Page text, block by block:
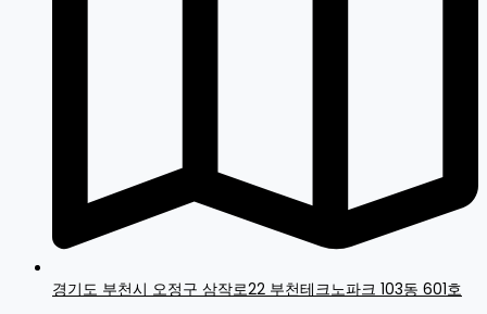
경기도 부천시 오정구 삼작로22 부천테크노파크 103동 601호